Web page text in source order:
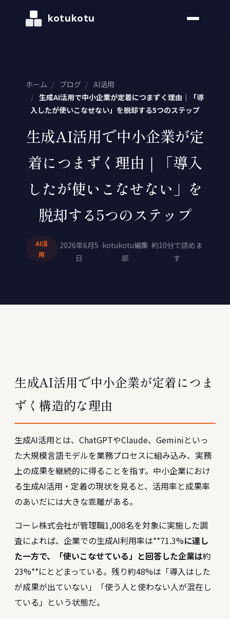
kotukotu
ホーム / ブログ / AI活用
/ 生成AI活用で中小企業が定着につまずく理由｜「導
入したが使いこなせない」を脱却する5つのステップ
生成AI活用で中小企業が定
着につまずく理由｜「導入
したが使いこなせない」を
脱却する5つのステップ
AI活
用
2026年6月5
日
kotukotu編集
部
約10分で読めま
す
生成AI活用で中小企業が定着につま
ずく構造的な理由
生成AI活用とは、ChatGPTやClaude、Geminiといっ
た大規模言語モデルを業務プロセスに組み込み、実務
上の成果を継続的に得ることを指す。中小企業におけ
る生成AI活用・定着の現状を見ると、活用率と成果率
のあいだには大きな乖離がある。
コーレ株式会社が管理職1,008名を対象に実施した調
査によれば、企業での生成AI利用率は**71.3%に達し
た一方で、「使いこなせている」と回答した企業は約
23%**にとどまっている。残り約48%は「導入はした
が成果が出ていない」「使う人と使わない人が混在し
ている」という状態だ。